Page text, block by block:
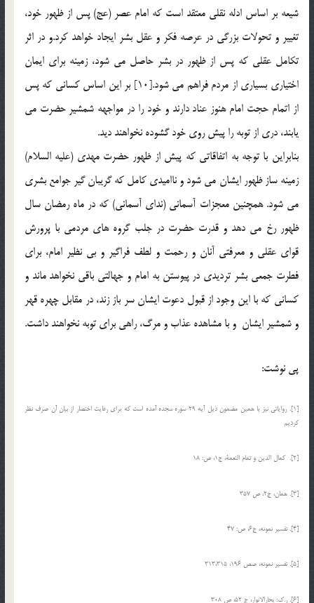
شیعه بر اساس ادله نقلی معتقد است که امام عصر (عج) پس از ظهور خود،
تغییر و تحولات بزرگی در عرصه فکر و عقل بشر ایجاد خواهد کرد.و در اثر
تکامل عقلی که پس از ظهور در بشر حاصل می شود، زمینه برای ایمان
اختیاری بسیاری از مردم فراهم می شود.[10] بر این اساس کسانی که پس
از اتمام حجت امام هنوز عناد دارند و خود را در مواجهه شمشیر حضرت می
یابند، دری از توبه را پیش روی خود گشوده نخواهند دید.
بنابراین با توجه به اتفاقاتی که پیش از ظهور حضرت مهدی (علیه السلام)
زمینه ساز ظهور ایشان می شود و ناامیدی کامل که گریبان گیر جوامع بشری
می شود. همچنین معجزات آسمانی (ندای آسمانی) که در ماه رمضان سال
ظهور رخ می دهد و قدرت حضرت در جلب گروه های مردمی با پرورش
قوای عقلی و معرفتی آنان و رحمت و لطف فراگیر و بی نظیر امام، برای
فطرت جمعی بشر تردیدی در پیوستن به امام و جهالتی باقی نخواهد ماند و
کسانی که با این وجود از قبول دعوت ایشان سر باز زند، در مقابل چهره قهر
و شمشیر ایشان و با مشاهده عذاب و مرگ، راهی برای توبه نخواهند داشت.
پی نوشت:
[1]. روایاتی نیز با همین مضمون ذیل آیه 29 سوره سجده آمده است که برای رعایت اختصار از بیان آن صرف نظر
کردیم
[2]. كمال الدین و تمام النعمة، ج‏1، ص: 18
[3]. همان، ج2، ص 357
[4]. تفسیر نمونه، ج‏6، ص: 47
[5]. تفسیر نمونه، صص 196، 313،315
[6]. ر.ک: بحارالانوار، ج 52، ص 308